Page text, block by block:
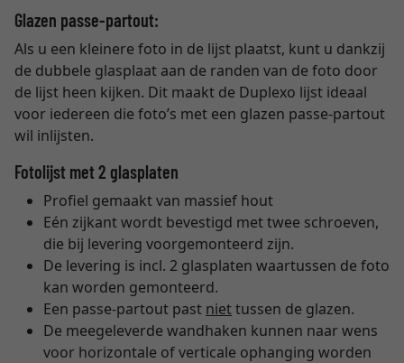
Glazen passe-partout:
Als u een kleinere foto in de lijst plaatst, kunt u dankzij
de dubbele glasplaat aan de randen van de foto door
de lijst heen kijken. Dit maakt de Duplexo lijst ideaal
voor iedereen die foto’s met een glazen passe-partout
wil inlijsten.
Fotolijst met 2 glasplaten
Profiel gemaakt van massief hout
Eén zijkant wordt bevestigd met twee schroeven,
die bij levering voorgemonteerd zijn.
De levering is incl. 2 glasplaten waartussen de foto
kan worden gemonteerd.
Een passe-partout past niettussen de glazen.
De meegeleverde wandhaken kunnen naar wens
voor horizontale of verticale ophanging worden